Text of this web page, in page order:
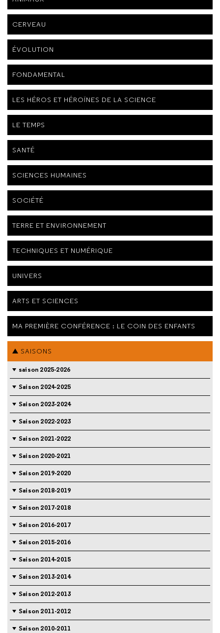
CERVEAU
ÉVOLUTION
FONDAMENTAL
LES HÉROS ET HÉROÏNES DE LA SCIENCE
LE TEMPS
SANTÉ
SCIENCES HUMAINES
SOCIÉTÉ
TERRE ET ENVIRONNEMENT
TECHNIQUES ET NUMÉRIQUE
UNIVERS
ARTS ET SCIENCES
MA PREMIÈRE CONFÉRENCE : LE COIN DES ENFANTS
SAISONS
saison 2025-2026
Saison 2024-2025
Saison 2023-2024
Saison 2022-2023
Saison 2021-2022
Saison 2020-2021
Saison 2019-2020
Saison 2018-2019
Saison 2017-2018
Saison 2016-2017
Saison 2015-2016
Saison 2014-2015
Saison 2013-2014
Saison 2012-2013
Saison 2011-2012
Saison 2010-2011